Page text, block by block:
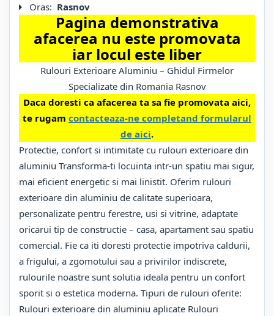
Oras: Rasnov
Pagina demonstrativa
afacerea nu este promovata
iar locul este liber
Rulouri Exterioare Aluminiu – Ghidul Firmelor
Specializate din Romania Rasnov
Daca doresti ca afacerea ta sa fie promovata aici,
te rugam contacteaza-ne completand formularul
de aici.
Protectie, confort si intimitate cu rulouri exterioare din
aluminiu Transforma-ti locuinta intr-un spatiu mai sigur,
mai eficient energetic si mai linistit. Oferim rulouri
exterioare din aluminiu de calitate superioara,
personalizate pentru ferestre, usi si vitrine, adaptate
oricarui tip de constructie – casa, apartament sau spatiu
comercial. Fie ca iti doresti protectie impotriva caldurii,
a frigului, a zgomotului sau a privirilor indiscrete,
rulourile noastre sunt solutia ideala pentru un confort
sporit si o estetica moderna. Tipuri de rulouri oferite:
Rulouri exterioare din aluminiu aplicate Rulouri